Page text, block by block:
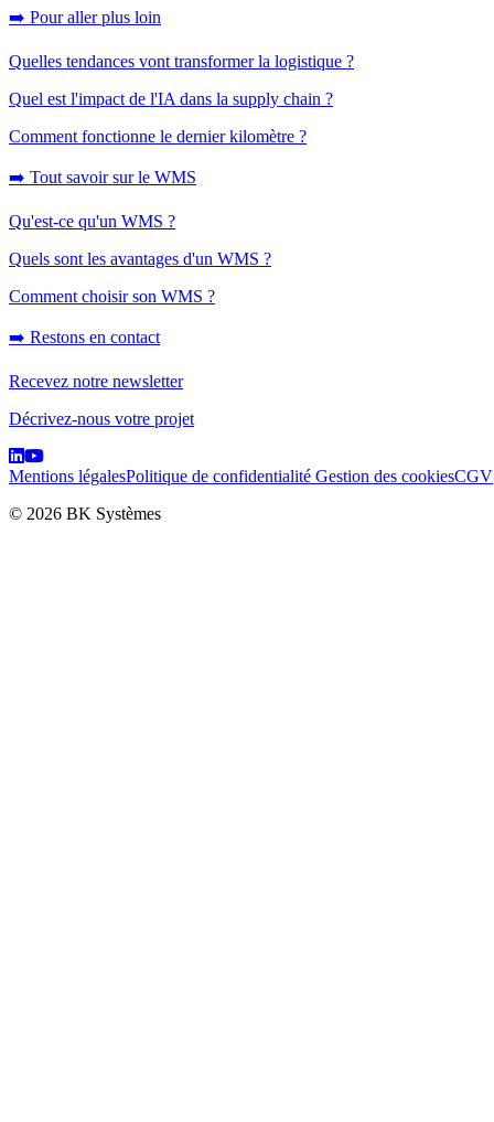
➡️ Pour aller plus loin
Quelles tendances vont transformer la logistique ?
Quel est l'impact de l'IA dans la supply chain ?
Comment fonctionne le dernier kilomètre ?
➡️ Tout savoir sur le WMS
Qu'est-ce qu'un WMS ?
Quels sont les avantages d'un WMS ?
Comment choisir son WMS ?
➡️ Restons en contact
Recevez notre newsletter
Décrivez-nous votre projet
Mentions légalesPolitique de confidentialité Gestion des cookiesCGV
© 2026 BK Systèmes